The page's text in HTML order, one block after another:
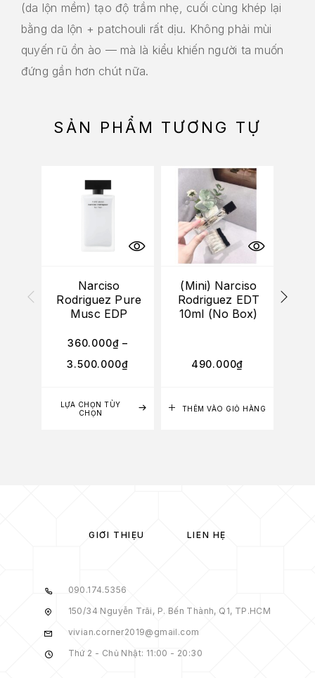
(da lộn mềm) tạo độ trầm nhẹ, cuối cùng khép lại
bằng da lộn + patchouli rất dịu. Không phải mùi
quyến rũ ồn ào — mà là kiểu khiến người ta muốn
đứng gần hơn chút nữa.
SẢN PHẨM TƯƠNG TỰ
LỰA CHỌN TÙY
CHỌN
Narciso
Rodriguez Pure
Musc EDP
360.000₫ –
3.500.000₫
THÊM VÀO GIỎ HÀNG
(Mini) Narciso
Rodriguez EDT
10ml (No Box)
490.000₫
GIỚI THIỆU LIÊN HỆ
090.174.5356
150/34 Nguyễn Trãi, P. Bến Thành, Q1, TP.HCM
vivian.corner2019@gmail.com
Thứ 2 - Chủ Nhật: 11:00 - 20:30